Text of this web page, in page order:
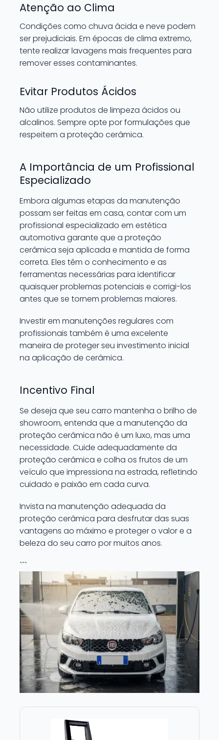
Atenção ao Clima
Condições como chuva ácida e neve podem
ser prejudiciais. Em épocas de clima extremo,
tente realizar lavagens mais frequentes para
remover esses contaminantes.
Evitar Produtos Ácidos
Não utilize produtos de limpeza ácidos ou
alcalinos. Sempre opte por formulações que
respeitem a proteção cerâmica.
A Importância de um Profissional
Especializado
Embora algumas etapas da manutenção
possam ser feitas em casa, contar com um
profissional especializado em estética
automotiva garante que a proteção
cerâmica seja aplicada e mantida de forma
correta. Eles têm o conhecimento e as
ferramentas necessárias para identificar
quaisquer problemas potenciais e corrigi-los
antes que se tornem problemas maiores.
Investir em manutenções regulares com
profissionais também é uma excelente
maneira de proteger seu investimento inicial
na aplicação de cerâmica.
Incentivo Final
Se deseja que seu carro mantenha o brilho de
showroom, entenda que a manutenção da
proteção cerâmica não é um luxo, mas uma
necessidade. Cuide adequadamente da
proteção cerâmica e colha os frutos de um
veículo que impressiona na estrada, refletindo
cuidado e paixão em cada curva.
Invista na manutenção adequada da
proteção cerâmica para desfrutar das suas
vantagens ao máximo e proteger o valor e a
beleza do seu carro por muitos anos.
```